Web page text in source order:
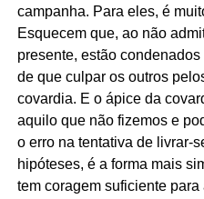
campanha. Para eles, é
Esquecem que, ao não
presente, estão
de que culpar os outros
covardia. E o ápice da
aquilo que não fizemos e
o erro na tentativa de livrar-
hipóteses, é a forma mais
tem coragem suficiente